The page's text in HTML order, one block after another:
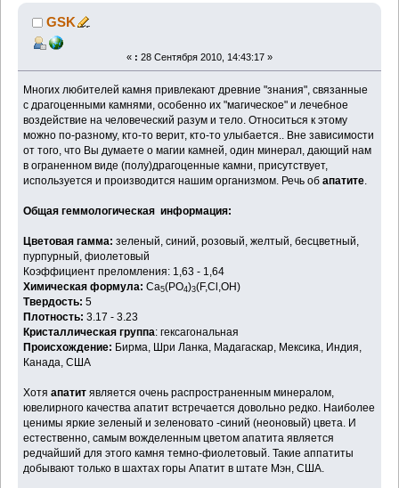
(Прочитано 6658 раз)
GSK
« : 28 Сентября 2010, 14:43:17 »
Многих любителей камня привлекают древние "знания", связанные
с драгоценными камнями, особенно их "магическое" и лечебное
воздействие на человеческий разум и тело. Относиться к этому
можно по-разному, кто-то верит, кто-то улыбается.. Вне зависимости
от того, что Вы думаете о магии камней, один минерал, дающий нам
в ограненном виде (полу)драгоценные камни, присутствует,
используется и производится нашим организмом. Речь обапатите
Общая геммологическая информация:
Цветовая гамма: зеленый, синий, розовый, желтый, бесцветный,
пурпурный, фиолетовый
Коэффициент преломления: 1,63 - 1,64
Химическая формула: Ca5(PO4)3(F,Cl,OH)
Твердость: 5
Плотность: 3.17 - 3.23
Кристаллическая группа: гексагональная
Происхождение: Бирма, Шри Ланка, Мадагаскар, Мексика, Индия,
Канада, США
Хотяапатит является очень распространенным минералом,
ювелирного качества апатит встречается довольно редко. Наиболее
ценимы яркие зеленый и зеленовато -синий (неоновый) цвета. И
естественно, самым вожделенным цветом апатита является
редчайший для этого камня темно-фиолетовый. Такие аппатиты
добывают только в шахтах горы Апатит в штате Мэн, США.